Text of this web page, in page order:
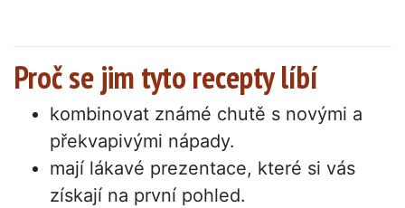
Proč se jim tyto recepty líbí
kombinovat známé chutě s novými a
překvapivými nápady.
mají lákavé prezentace, které si vás
získají na první pohled.